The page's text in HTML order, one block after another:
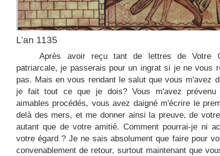
L’an 1135
Après avoir reçu tant de lettres de Votre
patriarcale, je passerais pour un ingrat si je ne vous
pas. Mais en vous rendant le salut que vous m'avez
je fait tout ce que je dois? Vous m'avez
aimables procédés, vous avez daigné m'écrire le
delà des mers, et me donner ainsi la preuve, de
autant que de votre amitié. Comment pourrai-je ni
votre égard ? Je ne sais absolument que faire pour
convenablement de retour, surtout maintenant que